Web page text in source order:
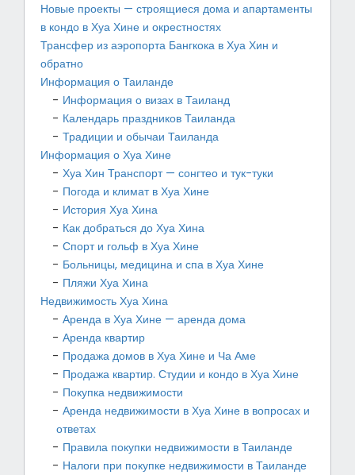
Новые проекты — строящиеся дома и апартаменты
в кондо в Хуа Хине и окрестностях
Трансфер из аэропорта Бангкока в Хуа Хин и
обратно
Информация о Таиланде
Информация о визах в Таиланд
Календарь праздников Таиланда
Традиции и обычаи Таиланда
Информация о Хуа Хине
Хуа Хин Транспорт — сонгтео и тук-туки
Погода и климат в Хуа Хине
История Хуа Хина
Как добраться до Хуа Хина
Спорт и гольф в Хуа Хине
Больницы, медицина и спа в Хуа Хине
Пляжи Хуа Хина
Недвижимость Хуа Хина
Аренда в Хуа Хине — аренда дома
Аренда квартир
Продажа домов в Хуа Хине и Ча Аме
Продажа квартир. Студии и кондо в Хуа Хине
Покупка недвижимости
Аренда недвижимости в Хуа Хине в вопросах и
ответах
Правила покупки недвижимости в Таиланде
Налоги при покупке недвижимости в Таиланде